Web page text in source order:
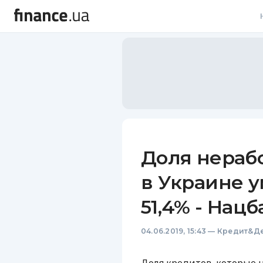
Доля
в Украине
51,4% -
04.06.2019, 15:43 —